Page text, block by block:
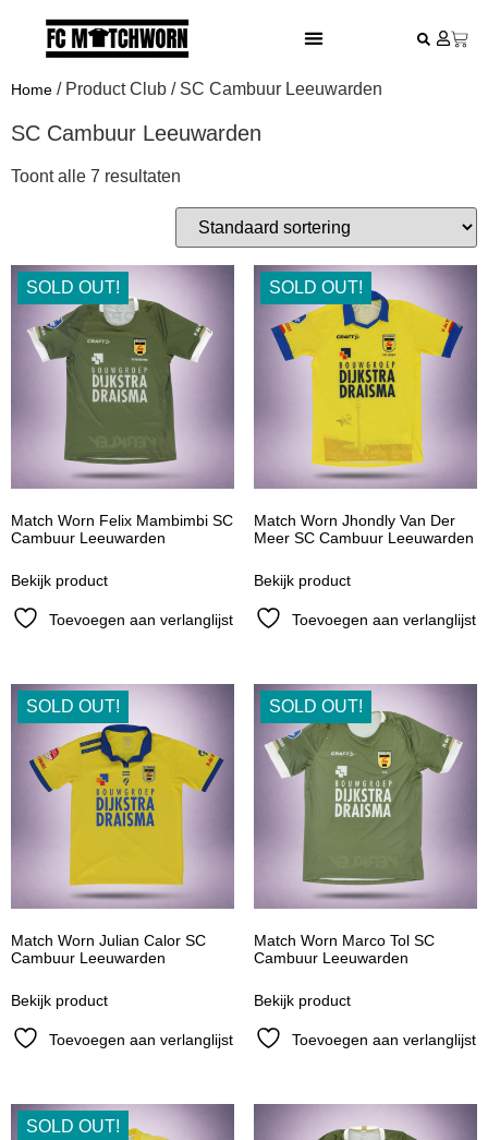
Home / Product Club / SC Cambuur Leeuwarden
SC Cambuur Leeuwarden
Toont alle 7 resultaten
SOLD OUT!
Match Worn Felix Mambimbi SC
Cambuur Leeuwarden
Bekijk product
Toevoegen aan verlanglijst
SOLD OUT!
Match Worn Jhondly Van Der
Meer SC Cambuur Leeuwarden
Bekijk product
Toevoegen aan verlanglijst
SOLD OUT!
Match Worn Julian Calor SC
Cambuur Leeuwarden
Bekijk product
Toevoegen aan verlanglijst
SOLD OUT!
Match Worn Marco Tol SC
Cambuur Leeuwarden
Bekijk product
Toevoegen aan verlanglijst
SOLD OUT!